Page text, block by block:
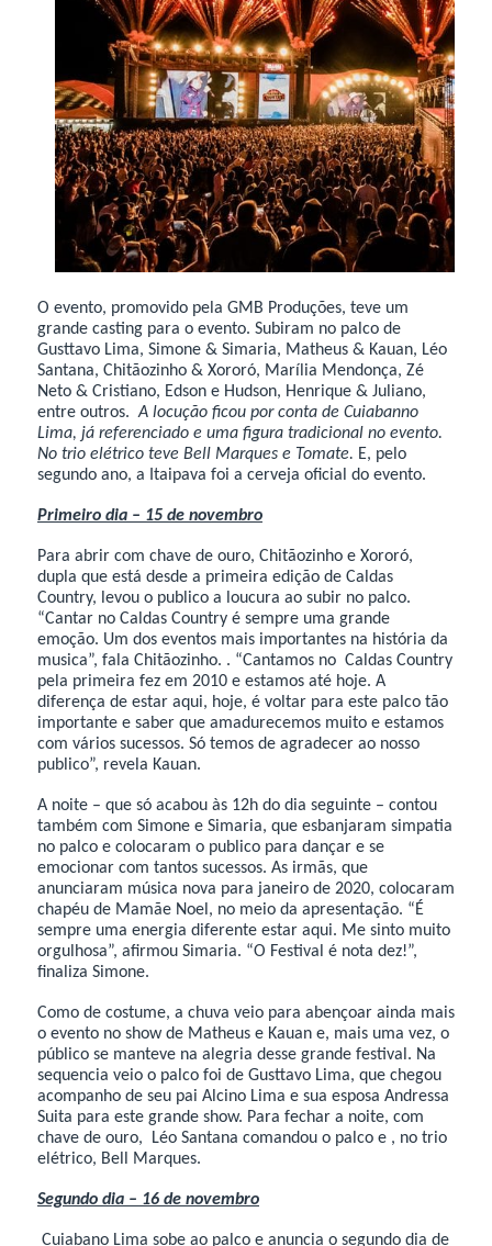
O evento, promovido pela GMB Produções, teve um
grande casting para o evento. Subiram no palco de
Gusttavo Lima, Simone & Simaria, Matheus & Kauan, Léo
Santana, Chitãozinho & Xororó, Marília Mendonça, Zé
Neto & Cristiano, Edson e Hudson, Henrique & Juliano,
entre outros. A locução ficou por conta de Cuiabanno
Lima, já referenciado e uma figura tradicional no evento.
No trio elétrico teve Bell Marques e Tomate. E, pelo
segundo ano, a Itaipava foi a cerveja oficial do evento.
Primeiro dia – 15 de novembro
Para abrir com chave de ouro, Chitãozinho e Xororó,
dupla que está desde a primeira edição de Caldas
Country, levou o publico a loucura ao subir no palco.
“Cantar no Caldas Country é sempre uma grande
emoção. Um dos eventos mais importantes na história da
musica”, fala Chitãozinho. . “Cantamos no Caldas Country
pela primeira fez em 2010 e estamos até hoje. A
diferença de estar aqui, hoje, é voltar para este palco tão
importante e saber que amadurecemos muito e estamos
com vários sucessos. Só temos de agradecer ao nosso
publico”, revela Kauan.
A noite – que só acabou às 12h do dia seguinte – contou
também com Simone e Simaria, que esbanjaram simpatia
no palco e colocaram o publico para dançar e se
emocionar com tantos sucessos. As irmãs, que
anunciaram música nova para janeiro de 2020, colocaram
chapéu de Mamãe Noel, no meio da apresentação. “É
sempre uma energia diferente estar aqui. Me sinto muito
orgulhosa”, afirmou Simaria. “O Festival é nota dez!”,
finaliza Simone.
Como de costume, a chuva veio para abençoar ainda mais
o evento no show de Matheus e Kauan e, mais uma vez, o
público se manteve na alegria desse grande festival. Na
sequencia veio o palco foi de Gusttavo Lima, que chegou
acompanho de seu pai Alcino Lima e sua esposa Andressa
Suita para este grande show. Para fechar a noite, com
chave de ouro, Léo Santana comandou o palco e , no trio
elétrico, Bell Marques.
Segundo dia – 16 de novembro
Cuiabano Lima sobe ao palco e anuncia o segundo dia de